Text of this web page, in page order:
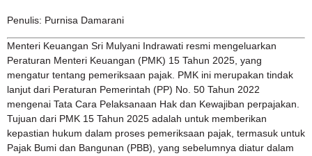
Penulis: Purnisa Damarani
Menteri Keuangan Sri Mulyani Indrawati resmi mengeluarkan
Peraturan Menteri Keuangan (PMK) 15 Tahun 2025, yang
mengatur tentang pemeriksaan pajak. PMK ini merupakan tindak
lanjut dari Peraturan Pemerintah (PP) No. 50 Tahun 2022
mengenai Tata Cara Pelaksanaan Hak dan Kewajiban perpajakan.
Tujuan dari PMK 15 Tahun 2025 adalah untuk memberikan
kepastian hukum dalam proses pemeriksaan pajak, termasuk untuk
Pajak Bumi dan Bangunan (PBB), yang sebelumnya diatur dalam